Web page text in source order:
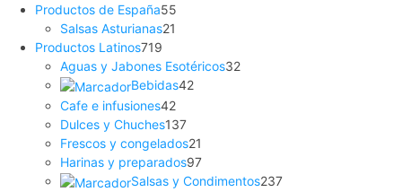
Productos de España55
Salsas Asturianas21
Productos Latinos719
Aguas y Jabones Esotéricos32
Bebidas42
Cafe e infusiones42
Dulces y Chuches137
Frescos y congelados21
Harinas y preparados97
Salsas y Condimentos237